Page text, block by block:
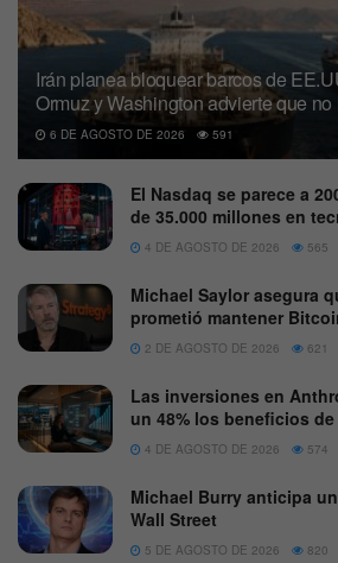
Irán planea bloquear barcos de
Ormuz y Washington advierte que
6 DE AGOSTO DE 2026 591
El Nasdaq se parece a
de 35.000 millones en
4 DE AGOSTO DE 2026 565
Michael Saylor asegura
prometió mantener
2 DE AGOSTO DE 2026 621
Las inversiones en
un 48% los beneficios
4 DE AGOSTO DE 2026 574
Michael Burry anticipa
Wall Street
5 DE AGOSTO DE 2026 820